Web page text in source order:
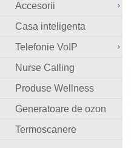
Accesorii
Casa inteligenta
Telefonie VoIP
Nurse Calling
Produse Wellness
Generatoare de ozon
Termoscanere